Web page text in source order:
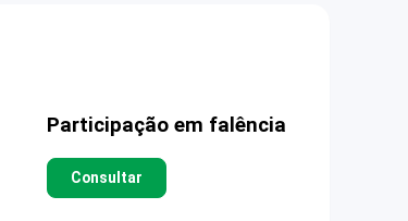
Participação em falência
Consultar